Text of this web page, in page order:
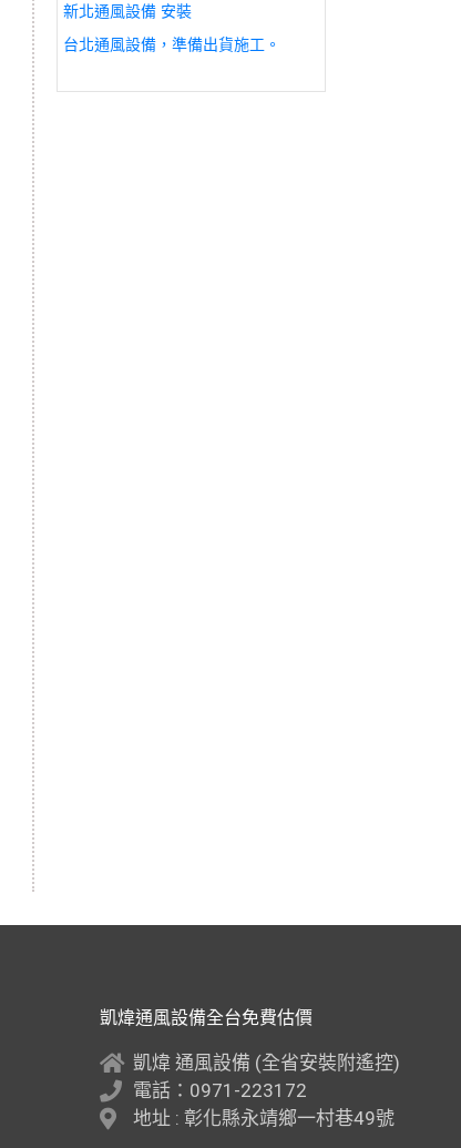
新北通風設備 安裝
台北通風設備，準備出貨施工。
凱煒通風設備全台免費估價
凱煒 通風設備 (全省安裝附遙控)
電話：0971-223172
地址 : 彰化縣永靖鄉一村巷49號